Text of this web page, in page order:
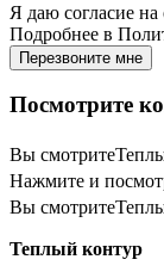
Я даю согласие на
Подробнее в
Перезвоните мне
Посмотрите
Вы смотрите
Нажмите и
Вы смотрите
Теплый контур